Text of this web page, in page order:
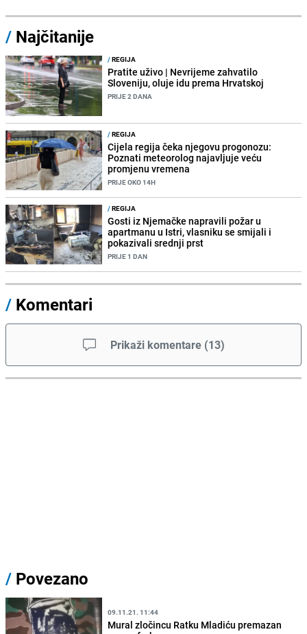
/ Najčitanije
/REGIJA
Pratite uživo | Nevrijeme zahvatilo
Sloveniju, oluje idu prema Hrvatskoj
PRIJE 2 DANA
/REGIJA
Cijela regija čeka njegovu progonozu:
Poznati meteorolog najavljuje veću
promjenu vremena
PRIJE OKO 14H
/REGIJA
Gosti iz Njemačke napravili požar u
apartmanu u Istri, vlasniku se smijali i
pokazivali srednji prst
PRIJE 1 DAN
/ Komentari
Prikaži komentare (13)
/ Povezano
09.11.21. 11:44
Mural zločincu Ratku Mladiću premazan